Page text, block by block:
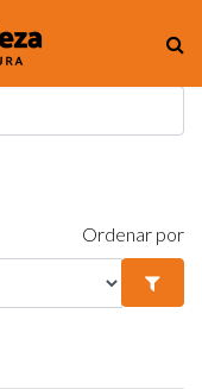
Ordenar por